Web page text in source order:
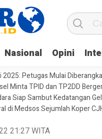
Nasional Opini
2025: Petugas Mulai
Minta TPID dan TP2DD
Siap Sambut Kedatangan
di Medsos Sejumlah Koper
21:27WITA